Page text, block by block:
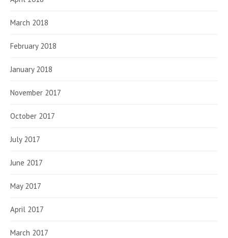
March 2018
February 2018
January 2018
November 2017
October 2017
July 2017
June 2017
May 2017
April 2017
March 2017